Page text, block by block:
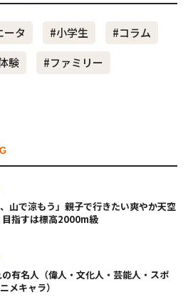
ータ #小学生
#コラム
験
#ファミリー
、山で涼もう」親子で行きたい爽やか天空
目指すは標高2000m級
有名人（偉人・文化人・芸能人・スポ
メキャラ）